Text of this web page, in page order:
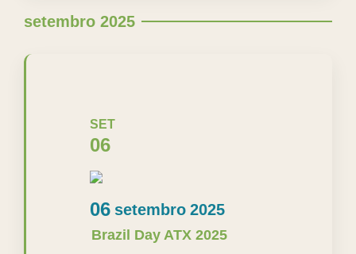
setembro 2025
SET
06
06 setembro 2025
Brazil Day ATX 2025